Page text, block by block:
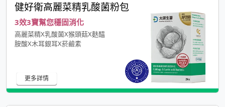
健好衛高麗菜精乳酸菌粉包
3效3寶幫您穩固消化
高麗菜精X乳酸菌X猴頭菇X麩醯
胺酸X木耳銀耳X菸鹼素
更多詳情